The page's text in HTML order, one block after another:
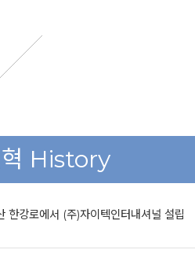
혁 History
한강로에서 (주)자이텍인터내셔널 설립